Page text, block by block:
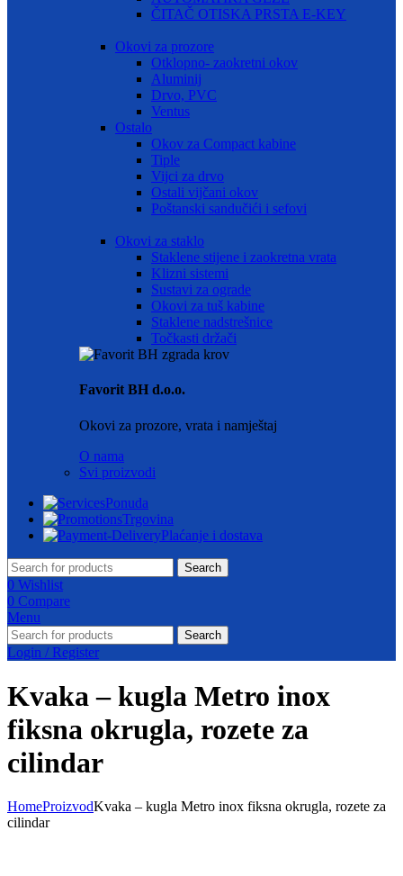
ČITAČ OTISKA PRSTA E-KEY
Okovi za prozore
Otklopno- zaokretni okov
Aluminij
Drvo, PVC
Ventus
Ostalo
Okov za Compact kabine
Tiple
Vijci za drvo
Ostali vijčani okov
Poštanski sandučići i sefovi
Okovi za staklo
Staklene stijene i zaokretna vrata
Klizni sistemi
Sustavi za ograde
Okovi za tuš kabine
Staklene nadstrešnice
Točkasti držači
Favorit BH d.o.o.
Okovi za prozore, vrata i namještaj
O nama
Svi proizvodi
Ponuda
Trgovina
Plaćanje i dostava
Search
0 Wishlist
0 Compare
Menu
Search
Login / Register
Kvaka – kugla Metro inox
fiksna okrugla, rozete za
cilindar
HomeProizvodKvaka – kugla Metro inox fiksna okrugla, rozete za
cilindar